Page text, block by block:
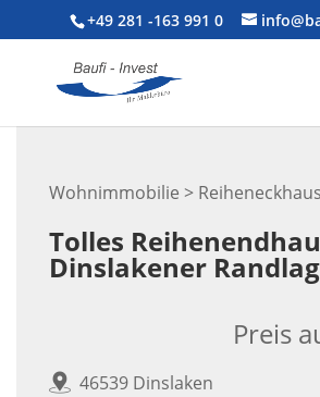
+49 281 -163 991 0
Wohnimmobilie > Reiheneckhaus
Tolles
Dinslakener
46539 Dinslaken
Preis